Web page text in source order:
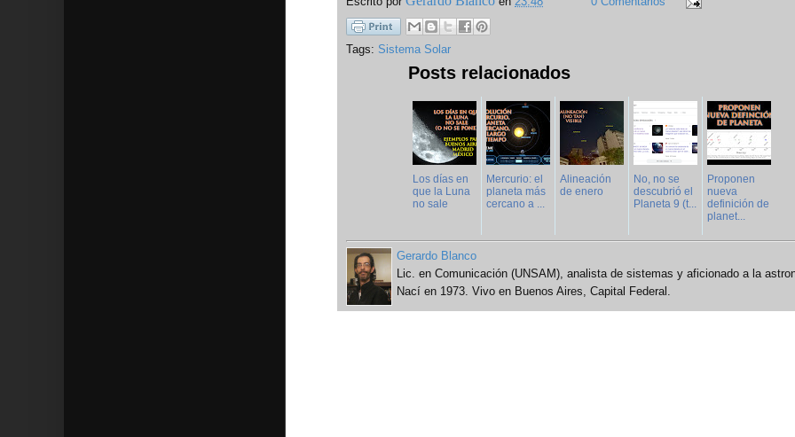
Tags: Sistema Solar
Posts relacionados
Los días en
que la Luna
no sale
Mercurio: el
planeta más
cercano a ...
Alineación
de enero
No, no se
descubrió el
Planeta 9 (t...
Proponen
nueva
definición de
planet...
Gerardo Blanco
Lic. en Comunicación (UNSAM), analista de sistemas y aficionado a la
Nací en 1973. Vivo en Buenos Aires, Capital Federal.